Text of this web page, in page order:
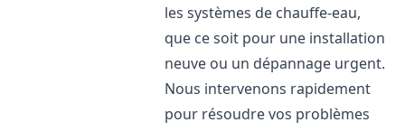
les systèmes de chauffe-eau,
que ce soit pour une installation
neuve ou un dépannage urgent.
Nous intervenons rapidement
pour résoudre vos problèmes